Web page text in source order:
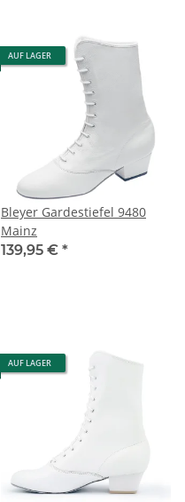
AUF LAGER
Bleyer Gardestiefel 9480
Mainz
139,95 € *
AUF LAGER